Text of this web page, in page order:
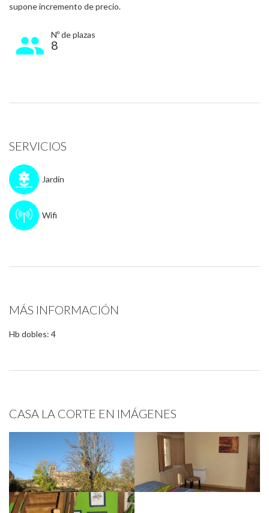
supone incremento de precio.
Nº de plazas
8
SERVICIOS
Jardín
Wifi
MÁS INFORMACIÓN
Hb dobles: 4
CASA LA CORTE EN IMÁGENES